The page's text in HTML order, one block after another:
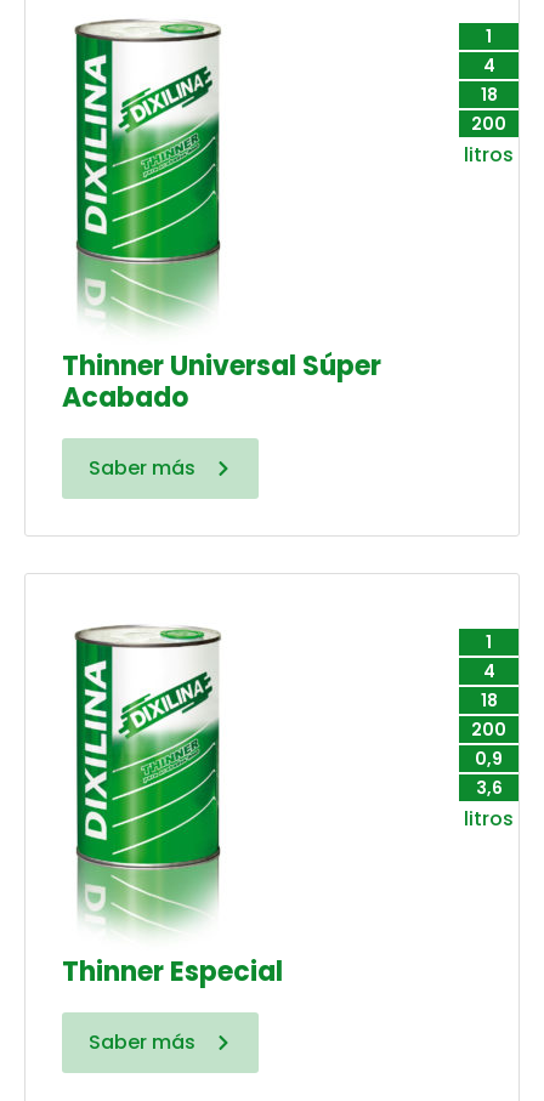
1
4
18
200
litros
Thinner Universal Súper
Acabado
Saber más
1
4
18
200
0,9
3,6
litros
Thinner Especial
Saber más